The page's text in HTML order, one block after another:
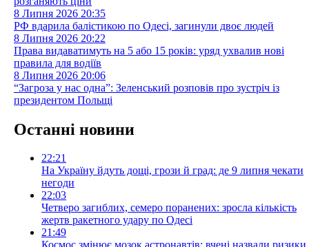
8 Липня 2026 20:35
РФ вдарила балістикою по Одесі, загинули двоє людей
8 Липня 2026 20:22
Права видаватимуть на 5 або 15 років: уряд ухвалив нові
правила для водіїв
8 Липня 2026 20:06
“Загроза у нас одна”: Зеленський розповів про зустріч із
президентом Польщі
Останні новини
22:21
На Україну йдуть дощі, грози й град: де 9 липня чекати
негоди
22:03
Четверо загиблих, семеро поранених: зросла кількість
жертв ракетного удару по Одесі
21:49